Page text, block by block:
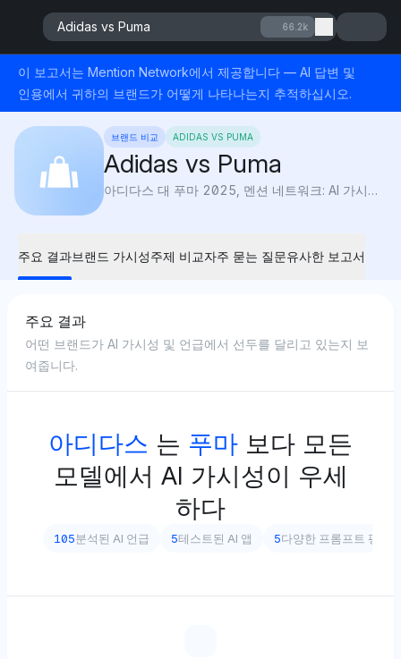
Adidas vs Puma 66.2k
이 보고서는 Mention Network에서 제공합니다 — AI 답변 및
인용에서 귀하의 브랜드가 어떻게 나타나는지 추적하십시오.
브랜드 비교 ADIDAS VS PUMA
Adidas vs Puma
아디다스 대 푸마 2025, 멘션 네트워크: AI 가시성은 디자인, 성능 및 스타일을 비교하여 어느 스포츠 브랜드가 게임을 선도하는지 밝혀냅니다.
주요 결과브랜드 가시성주제 비교자주 묻는 질문유사한 보고서
주요 결과
어떤 브랜드가 AI 가시성 및 언급에서 선두를 달리고 있는지 보
여줍니다.
아디다스 는 푸마 보다 모든
모델에서 AI 가시성이 우세
하다
105분석된 AI 언급 5테스트된 AI 앱 5다양한 프롬프트 평가